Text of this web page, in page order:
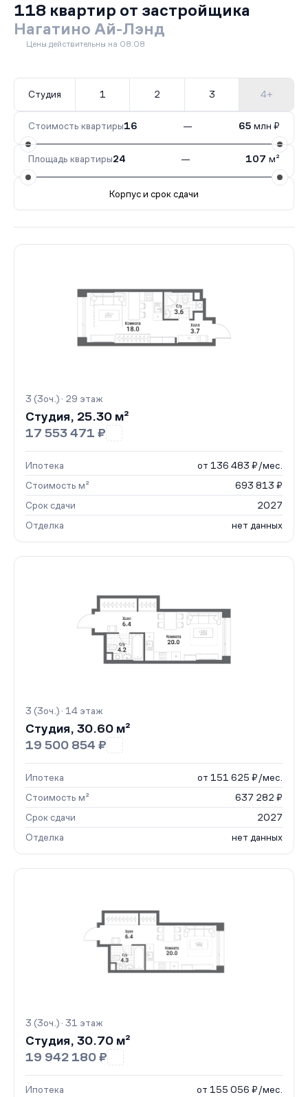
118 квартир от застройщика
Нагатино Ай-Лэнд
Цены действительны на 08.08
Студия 1 2 3 4+
Стоимость квартиры16 — 65 млн ₽
Площадь квартиры24 — 107 м²
Корпус и срок сдачи
3 (3оч.)41 кв.II кв. 2027
3 (3оч.) · 29 этаж
Студия, 25.30 м²
17 553 471 ₽
Ипотека
от 136 483 ₽/мес.
Стоимость м²
693 813 ₽
Срок сдачи
2027
Отделка
нет данных
3 (3оч.) · 14 этаж
Студия, 30.60 м²
19 500 854 ₽
Ипотека
от 151 625 ₽/мес.
Стоимость м²
637 282 ₽
Срок сдачи
2027
Отделка
нет данных
3 (3оч.) · 31 этаж
Студия, 30.70 м²
19 942 180 ₽
Ипотека от 155 056 ₽/мес.